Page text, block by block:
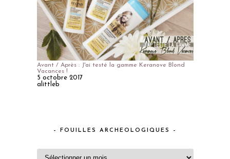
Avant / Après : J'ai testé la gamme Keranove Blond
Vacances !
5 octobre 2017
alittleb
– FOUILLES ARCHEOLOGIQUES –